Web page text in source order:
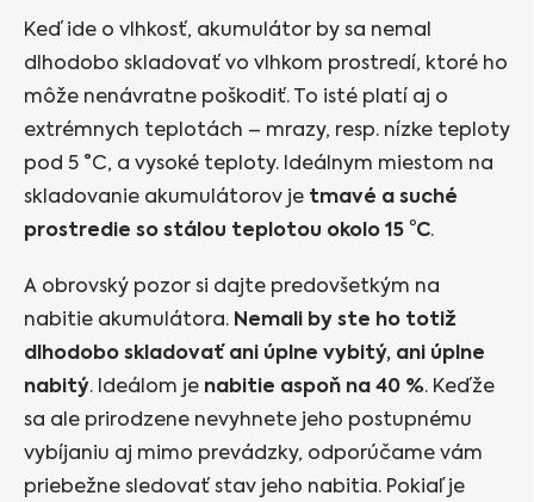
Keď ide o vlhkosť, akumulátor by sa nemal
dlhodobo skladovať vo vlhkom prostredí, ktoré ho
môže nenávratne poškodiť. To isté platí aj o
extrémnych teplotách – mrazy, resp. nízke teploty
pod 5 °C, a vysoké teploty. Ideálnym miestom na
skladovanie akumulátorov je tmavé a suché
prostredie so stálou teplotou okolo 15 °C.
A obrovský pozor si dajte predovšetkým na
nabitie akumulátora. Nemali by ste ho totiž
dlhodobo skladovať ani úplne vybitý, ani úplne
nabitý. Ideálom je nabitie aspoň na 40 %. Keďže
sa ale prirodzene nevyhnete jeho postupnému
vybíjaniu aj mimo prevádzky, odporúčame vám
priebežne sledovať stav jeho nabitia. Pokiaľ je